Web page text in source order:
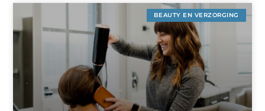
BEAUTY EN VERZORGING